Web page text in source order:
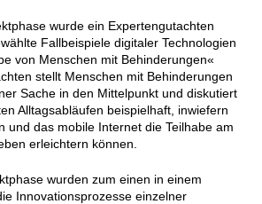
wurde ein Expertengutachten
Fallbeispiele digitaler Technologien
von Menschen mit Behinderungen«
stellt Menschen mit Behinderungen
Sache in den Mittelpunkt und diskutiert
Alltagsabläufen beispielhaft, inwiefern
und das mobile Internet die Teilhabe am
erleichtern können.
wurden zum einen in einem
Innovationsprozesse einzelner